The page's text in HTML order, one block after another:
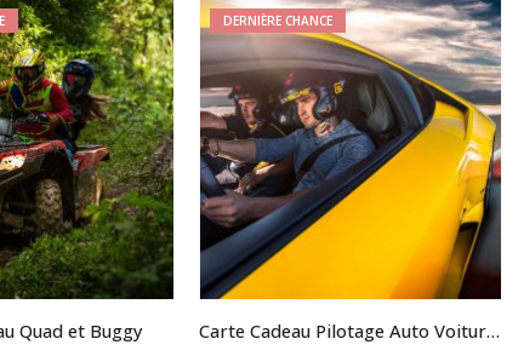
Quad et Buggy
DERNIÈRE CHANCE
Carte Cadeau Pilotage Auto Voiture de Sport